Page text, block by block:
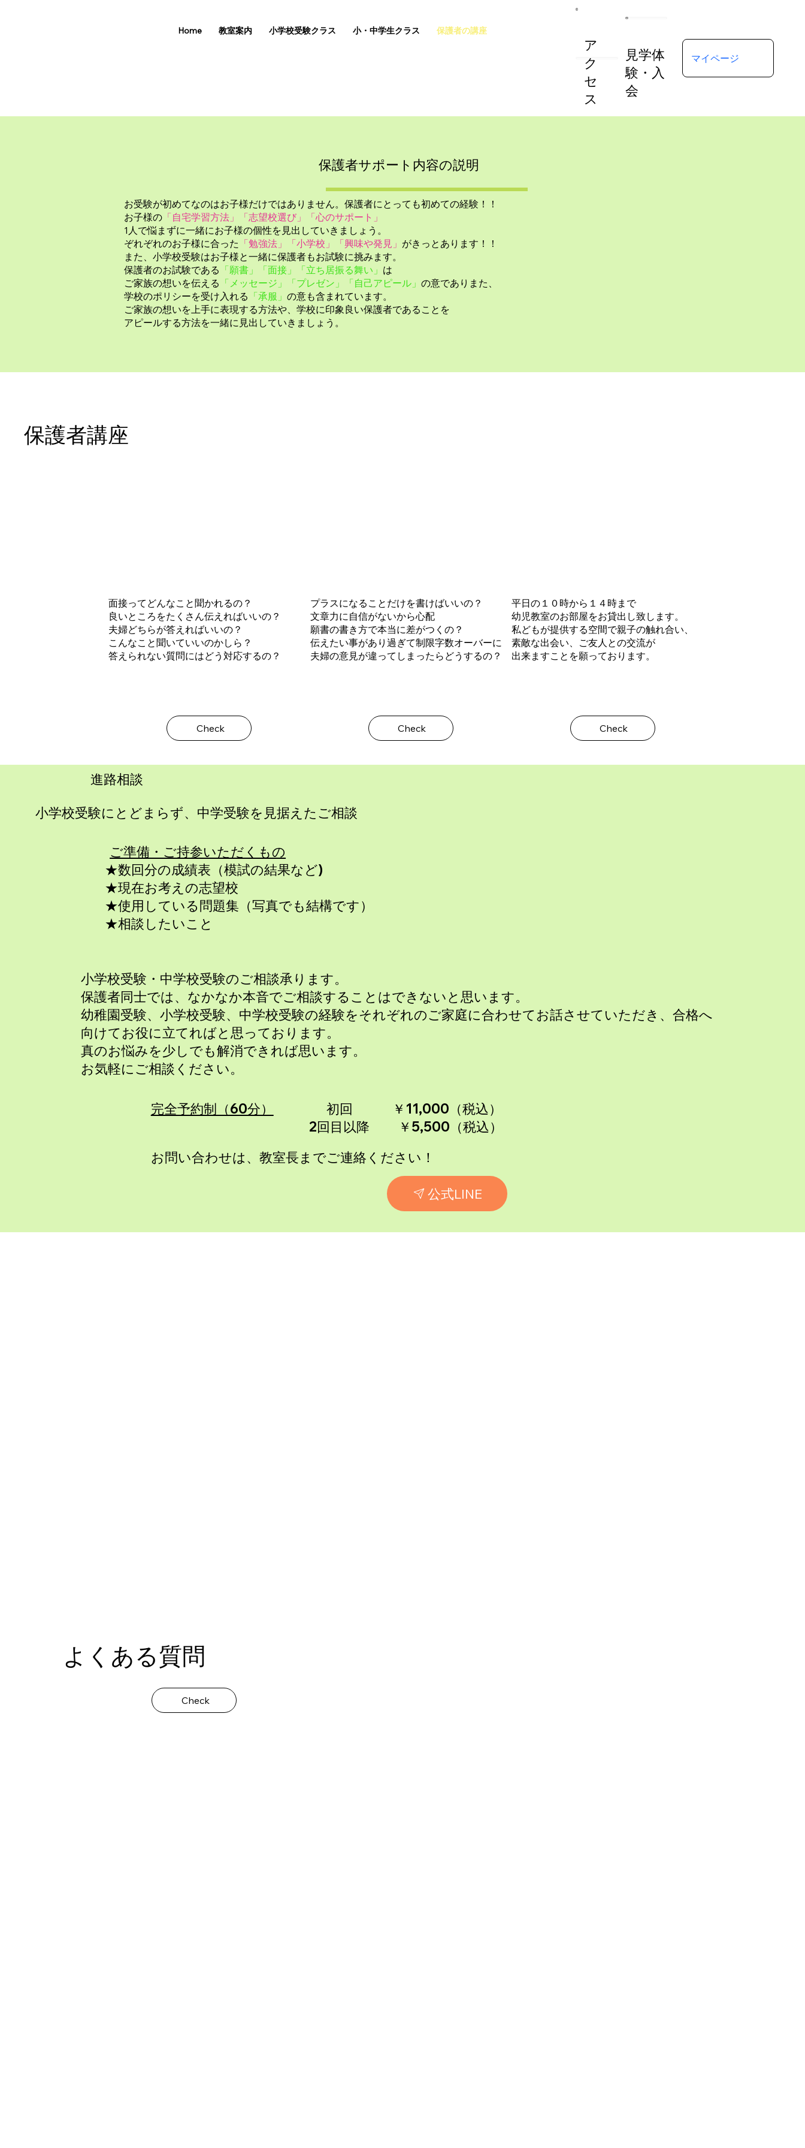
Home 教室案内 小学校受験クラス 小・中学生クラス 保護者の講座
マイページ
ア
ク
セ
ス
見学体
験・入
会
保護者サポート内容の説明
お受験が初めてなのはお子様だけではありません。保護者にとっても初めての経験！！
お子様の 「自宅学習方法」「志望校選び」「心のサポート」
1人で悩まずに一緒にお子様の個性を見出していきましょう。
ぞれぞれのお子様に合った 「勉強法」「小学校」「興味や発見」 がきっとあります！！
また、小学校受験はお子様と一緒に保護者もお試験に挑みます。
保護者のお試験である 「願書」「面接」「立ち居振る舞い」 は
ご家族の想いを伝える 「メッセージ」「プレゼン」「自己アピール」の意でありまた、
学校のポリシーを受け入れる 「承服」の意も含まれています。
ご家族の想いを上手に表現する方法や、学校に印象良い保護者であることを
アピールする方法を一緒に見出していきましょう。
面接ってどんなこと聞かれるの？
良いところをたくさん伝えればいいの？
夫婦どちらが答えればいいの？
こんなこと聞いていいのかしら？
答えられない質問にはどう対応するの？
Check
プラスになることだけを書けばいいの？
文章力に自信がないから心配
願書の書き方で本当に差がつくの？
伝えたい事があり過ぎて制限字数オーバーに
夫婦の意見が違ってしまったらどうするの？
Check
平日の１０時から１４時まで​
幼児教室のお部屋をお貸出し致します。
私どもが提供する空間で親子の触れ合い、
素敵な出会い、ご友人との交流が
出来ますことを願っております。
Check
保護者講座
小学校受験・中学校受験のご相談承ります。
保護者同士では、なかなか本音でご相談することはできないと思います。
幼稚園受験、小学校受験、中学校受験の経験をそれぞれのご家庭に合わせてお話させていただき、合格へ
向けてお役に立てればと思っております。
真のお悩みを少しでも解消できれば思います。
お気軽にご相談ください。
ご準備・ご持参いただくもの
★数回分の成績表（模試の結果など)
★現在お考えの志望校
★使用している問題集（写真でも結構です）
★相談したいこと
進路相談​
​小学校受験にとどまらず、中学受験を見据えたご相談
お問い合わせは​、教室長までご連絡ください！
公式LINE
完全予約制（60分）
初回 ￥11,000（税込）
2回目以降 ￥5,500（税込）
よくある質問
Check